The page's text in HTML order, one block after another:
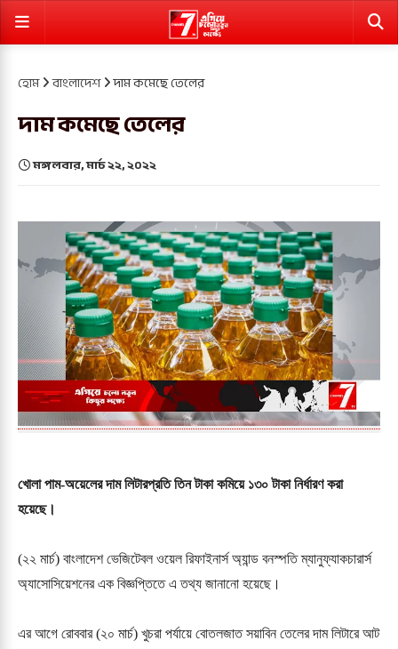
হোম বাংলাদেশ দাম কমেছে তেলের
দাম কমেছে তেলের
মঙ্গলবার, মার্চ ২২, ২০২২
খোলা পাম-অয়েলের দাম লিটারপ্রতি তিন টাকা কমিয়ে ১৩০ টাকা নির্ধারণ করা
হয়েছে।
(২২ মার্চ) বাংলাদেশ ভেজিটেবল ওয়েল রিফাইনার্স অ্যান্ড বনস্পতি ম্যানুফ্যাকচারার্স
অ্যাসোসিয়েশনের এক বিজ্ঞপ্তিতে এ তথ্য জানানো হয়েছে।
এর আগে রোববার (২০ মার্চ) খুচরা পর্যায়ে বোতলজাত সয়াবিন তেলের দাম লিটারে আট